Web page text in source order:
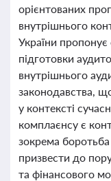
орієнтованих
внутрішнього
України пропонує
підготовки
внутрішнього
законодавства,
у контексті
комплаєнсу є
зокрема
призвести до
та фінансового